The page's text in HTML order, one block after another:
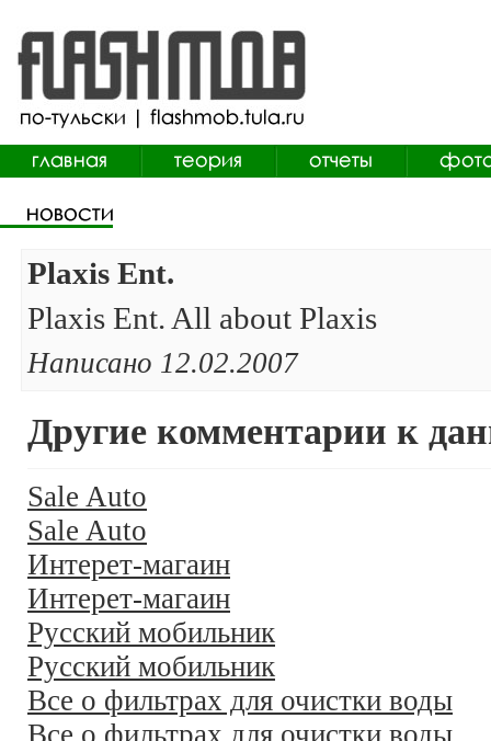
Plaxis Ent.
Plaxis Ent. All about Plaxis
Написано 12.02.2007
Другие комментарии к
Sale Auto
Sale Auto
Интерет-магаин
Интерет-магаин
Русский мобильник
Русский мобильник
Все о фильтрах для очистки воды
Все о фильтрах для очистки воды